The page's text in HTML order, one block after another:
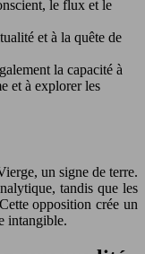
le flux et le
et à la quête de
la capacité à
et à explorer les
un signe de terre.
tandis que les
opposition crée un
intangible.